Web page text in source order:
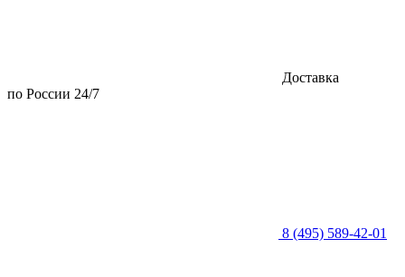
Доставка
по России 24/7
8 (495) 589-42-01